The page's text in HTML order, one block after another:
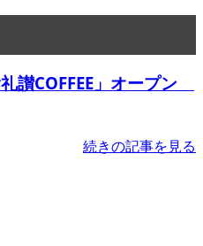
讃COFFEE」オープン
続きの記事を見る